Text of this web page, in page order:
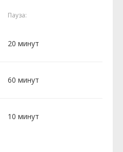
Пауза:
20 минут
60 минут
10 минут